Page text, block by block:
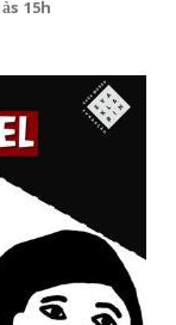
às 15h